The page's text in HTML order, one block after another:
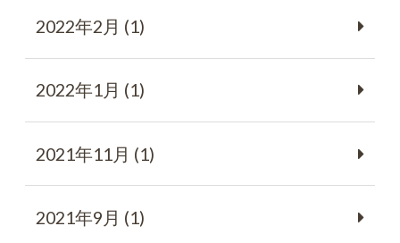
2022年2月 (1)
2022年1月 (1)
2021年11月 (1)
2021年9月 (1)